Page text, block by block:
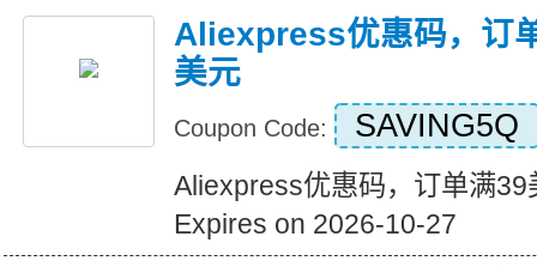
Aliexpress优惠码，订
美元
Coupon Code: SAVING5Q
Aliexpress优惠码，订单满39
Expires on 2026-10-27